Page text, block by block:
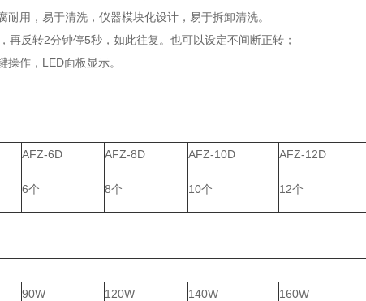
耐用，易于清洗，仪器模块化设计，易于拆卸清洗。
再反转2分钟停5秒，如此往复。也可以设定不间断正转；
作，LED面板显示。
AFZ-6D AFZ-8D AFZ-10D
AFZ-12D
6个 8个 10个 12个
90W 120W 140W
160W